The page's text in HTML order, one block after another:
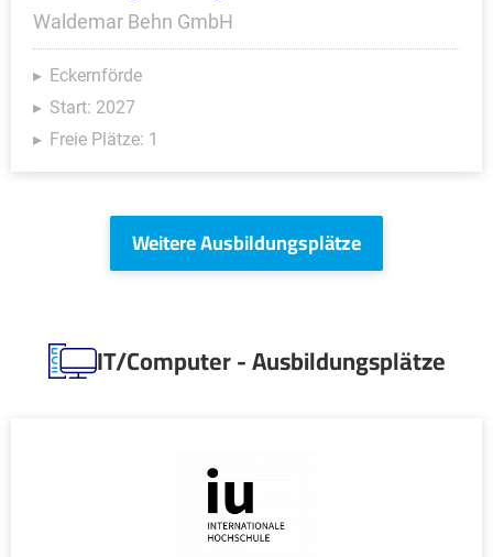
Waldemar Behn GmbH
Eckernförde
Start: 2027
Freie Plätze: 1
Weitere Ausbildungsplätze
IT/Computer - Ausbildungsplätze